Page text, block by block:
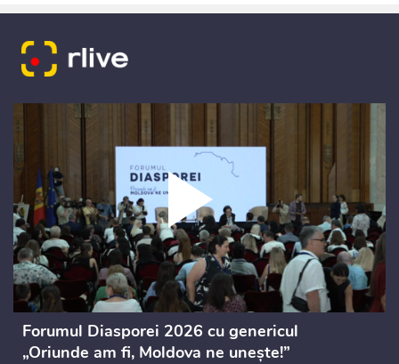
Forumul Diasporei 2026 cu genericul
„Oriunde am fi, Moldova ne unește!”